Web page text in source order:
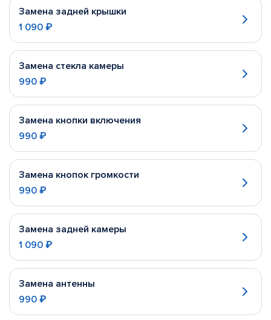
Замена задней крышки
1 090 ₽
Замена стекла камеры
990 ₽
Замена кнопки включения
990 ₽
Замена кнопок громкости
990 ₽
Замена задней камеры
1 090 ₽
Замена антенны
990 ₽